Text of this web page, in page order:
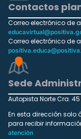
Contactos
Correo electrónico de
Correo electrónico de
Sede
Autopista Norte Cra.
En esta dirección solo
para recibir
atención